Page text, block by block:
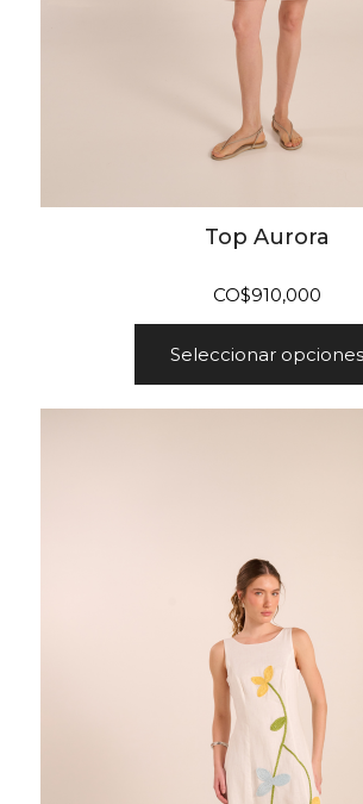
Top Aurora
CO$910,000
Seleccionar opciones